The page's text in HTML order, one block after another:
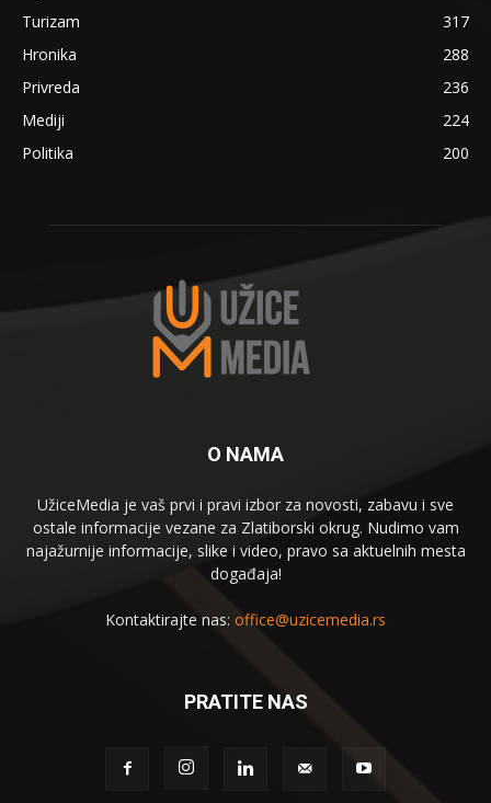
Turizam
317
Hronika
288
Privreda
236
Mediji
224
Politika
200
O NAMA
UžiceMedia je vaš prvi i pravi izbor za novosti, zabavu i sve
ostale informacije vezane za Zlatiborski okrug. Nudimo vam
najažurnije informacije, slike i video, pravo sa aktuelnih mesta
događaja!
Kontaktirajte nas: office@uzicemedia.rs
PRATITE NAS